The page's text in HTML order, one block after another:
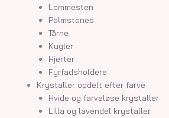
Lommesten
Palmstones
Tårne
Kugler
Hjerter
Fyrfadsholdere
Krystaller opdelt efter farve
Hvide og farveløse krystaller
Lilla og lavendel krystaller